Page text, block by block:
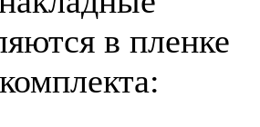
в пленке